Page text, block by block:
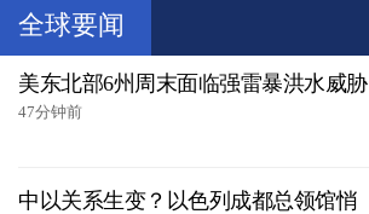
全球要闻
美东北部6州周末面临强雷暴洪水威胁
47分钟前
中以关系生变？以色列成都总领馆悄